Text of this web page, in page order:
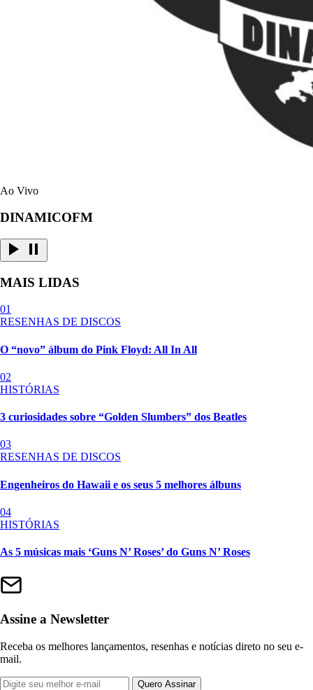
Ao Vivo
DINAMICOFM
MAIS LIDAS
01
RESENHAS DE DISCOS
O “novo” álbum do Pink Floyd: All In All
02
HISTÓRIAS
3 curiosidades sobre “Golden Slumbers” dos Beatles
03
RESENHAS DE DISCOS
Engenheiros do Hawaii e os seus 5 melhores álbuns
04
HISTÓRIAS
As 5 músicas mais ‘Guns N’ Roses’ do Guns N’ Roses
Assine a Newsletter
Receba os melhores lançamentos, resenhas e notícias direto no seu e-
mail.
Quero Assinar